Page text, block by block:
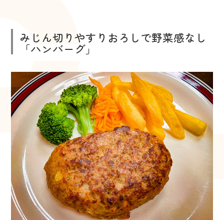
みじん切りやすりおろしで野菜感なし
「ハンバーグ」